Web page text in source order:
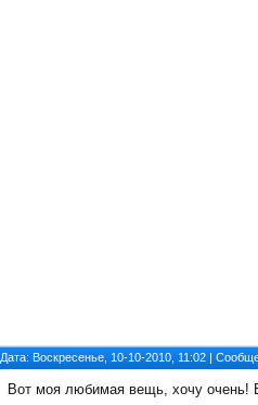
Дата: Воскресенье, 10-10-2010, 11:02 |
Вот моя любимая вещь, хочу очень!